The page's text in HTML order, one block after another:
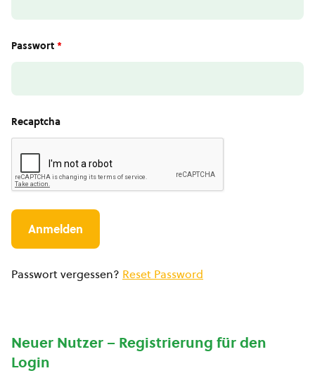
Passwort *
Recaptcha
Passwort vergessen? Reset Password
Neuer Nutzer – Registrierung für den
Login